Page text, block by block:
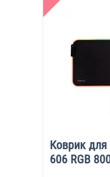
Коврик
606 RGB